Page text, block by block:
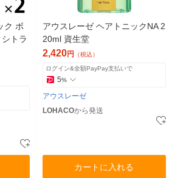
ク ボ
トラ
アウスレーゼ ヘアトニックNA 2
20ml 資生堂
2,420円 （税込）
ログイン&全額PayPay支払いで
5%
アウスレーゼ
LOHACOから発送
カートに入れる